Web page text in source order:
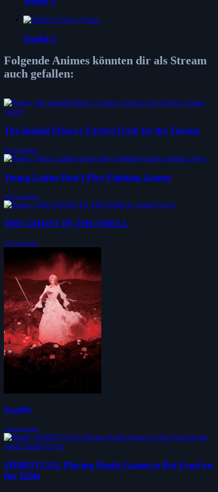
Staffel 2
Folgende Animes könnten dir als Stream
auch gefallen:
The Insipid Prince's Furtive Grab for the Throne
Actiondrama
Young Ladies Don’t Play Fighting Games
Actiondrama
THE GHOST IN THE SHELL
Actiondrama
Scarlet
Actiondrama
SHIBOYUGI: Playing Death Games to Put Food on
the Table